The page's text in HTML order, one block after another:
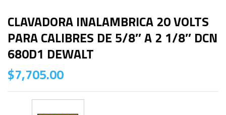
CLAVADORA INALAMBRICA 20 VOLTS
PARA CALIBRES DE 5/8″ A 2 1/8″ DCN
680D1 DEWALT
$7,705.00